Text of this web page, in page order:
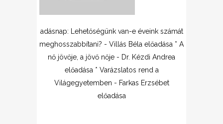
adásnap: Lehetőségünk van-e éveink számát
meghosszabbítani? - Villás Béla előadása * A
nő jövője, a jövő nője - Dr. Kézdi Andrea
előadása * Varázslatos rend a
Világegyetemben - Farkas Erzsébet
előadása